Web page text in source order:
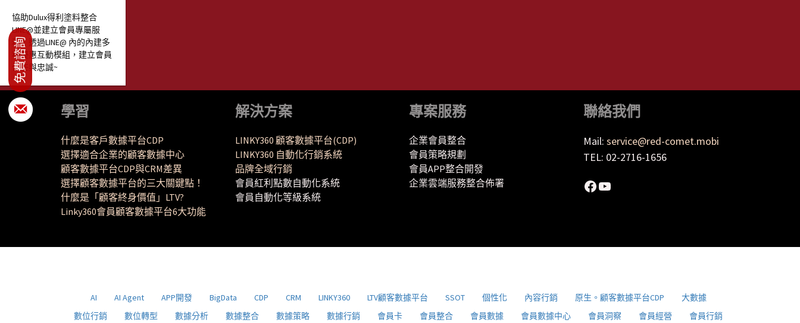
協助Dulux得利塗料整合
LINE@並建立會員專屬服
務！透過LINE@ 內的內建多
種優惠互動模組，建立會員
信任與忠誠~
學習
什麼是客戶數據平台CDP
選擇適合企業的顧客數據中心
顧客數據平台CDP與CRM差異
選擇顧客數據平台的三大關鍵點！
什麼是「顧客終身價值」LTV?
Linky360會員顧客數據平台6大功能
解決方案
LINKY360 顧客數據平台(CDP)
LINKY360 自動化行銷系統
品牌全域行銷
會員紅利點數自動化系統
會員自動化等級系統
專案服務
企業會員整合
會員策略規劃
會員APP整合開發
企業雲端服務整合佈署
聯絡我們
Mail: service@red-comet.mobi
TEL: 02-2716-1656
Facebook
YouTube
AI AI Agent APP開發 BigData CDP CRM LINKY360 LTV顧客數據平台 SSOT 個性化 內容行銷 原生。顧客數據平台CDP
大數據
數位行銷
數位轉型 數據分析 數據整合 數據策略 數據行銷 會員卡 會員整合 會員數據 會員數據中心 會員洞察 會員經營 會員行銷